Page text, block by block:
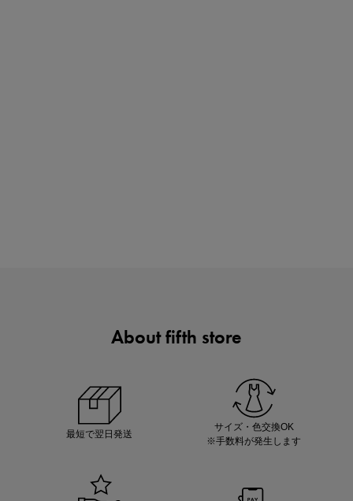
About fifth store
最短で翌日発送
サイズ・色交換OK
※手数料が発生します